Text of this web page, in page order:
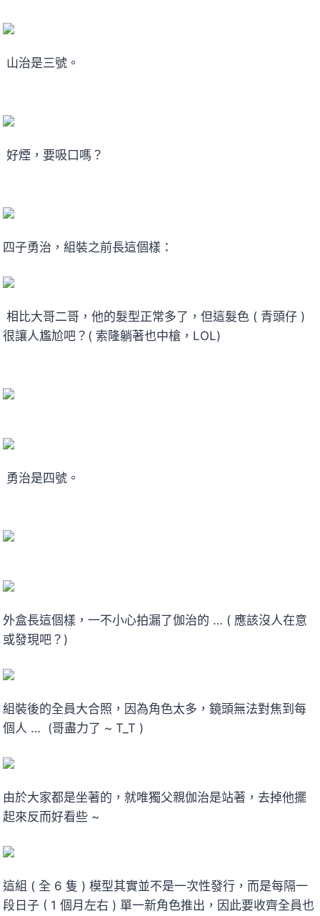
山治是三號。
好煙，要吸口嗎？
四子勇治，組裝之前長這個樣：
相比大哥二哥，他的髮型正常多了，但這髮色 ( 青頭仔 )
很讓人尷尬吧？( 索隆躺著也中槍，LOL)
勇治是四號。
外盒長這個樣，一不小心拍漏了伽治的 … ( 應該沒人在意
或發現吧？)
組裝後的全員大合照，因為角色太多，鏡頭無法對焦到每
個人 … (哥盡力了 ~ T_T )
由於大家都是坐著的，就唯獨父親伽治是站著，去掉他擺
起來反而好看些 ~
這組 ( 全 6 隻 ) 模型其實並不是一次性發行，而是每隔一
段日子 ( 1 個月左右 ) 單一新角色推出，因此要收齊全員也